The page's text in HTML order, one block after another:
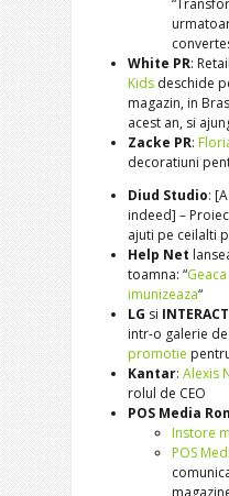
White PR:
Kids deschide
magazin, in
acest an, si
Zacke PR:
decoratiuni
Diud Studio:
indeed] –
ajuti pe ceilalti
Help Net
toamna: “
imunizeaza“
LG si
intr-o galerie
promotie
Kantar: Alexis
rolul de CEO
POS Media
Instore
POS